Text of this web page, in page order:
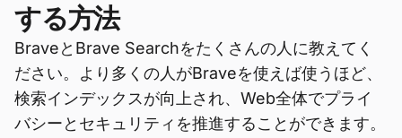
する方法
BraveとBrave Searchをたくさんの人に教えてく
ださい。より多くの人がBraveを使えば使うほど、
検索インデックスが向上され、Web全体でプライ
バシーとセキュリティを推進することができます。